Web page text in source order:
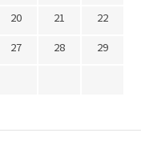
20 21
22
27 28
29